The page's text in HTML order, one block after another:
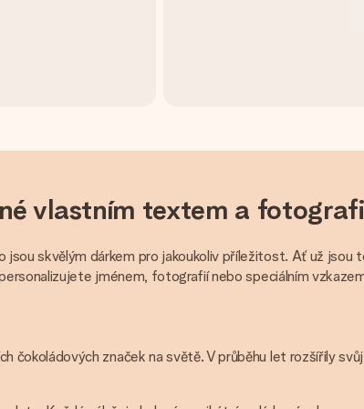
vlastním textem a
skvělým dárkem pro jakoukoliv příležitost. Ať už
jménem, fotografií nebo speciálním
čokoládových značek na světě. V průběhu let rozšířily